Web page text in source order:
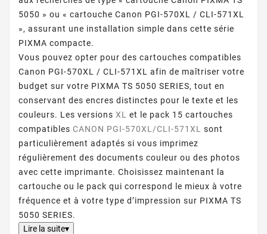
5050 » ou « cartouche Canon PGI-570XL / CLI-571XL
», assurant une installation simple dans cette série
PIXMA compacte.
Vous pouvez opter pour des cartouches compatibles
Canon PGI-570XL / CLI-571XL afin de maîtriser votre
budget sur votre PIXMA TS 5050 SERIES, tout en
conservant des encres distinctes pour le texte et les
couleurs. Les versions XL
et le pack 15 cartouches
compatibles CANON PGI-570XL/CLI-571XL
sont
particulièrement adaptés si vous imprimez
régulièrement des documents couleur ou des photos
avec cette imprimante. Choisissez maintenant la
cartouche ou le pack qui correspond le mieux à votre
fréquence et à votre type d’impression sur PIXMA TS
5050 SERIES.
Lire la suite▾